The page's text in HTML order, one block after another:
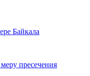
Байкала
пресечения